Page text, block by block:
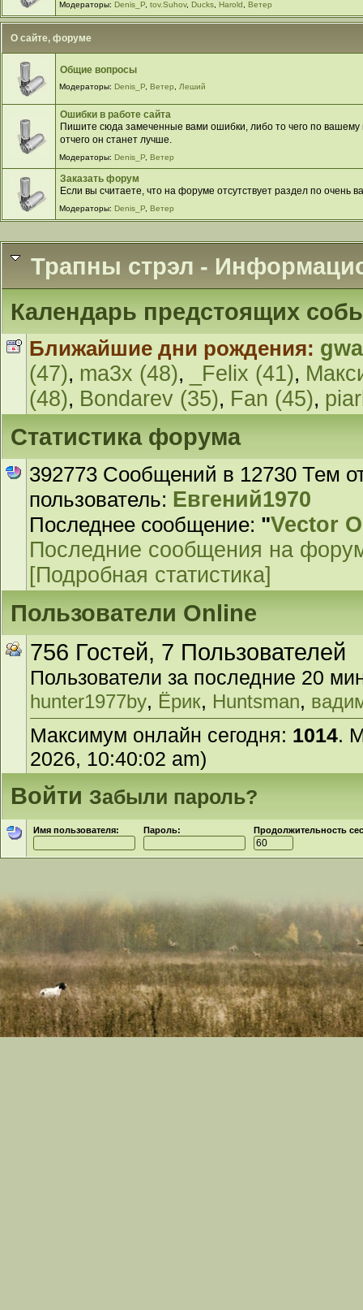
Модераторы: Denis_P, tov.Suhov, Ducks, Harold Ветер
О сайте, форуме
Общие вопросы
Модераторы: Denis_P, Ветер Леший
Ошибки в работе сайта
Пишите сюда замеченные вами ошибки, либо то чего по вашему
отчего он станет лучше.
Модераторы: Denis_P, Ветер
Заказать форум
Если вы считаете, что на форуме отсутствует раздел по очень
Модераторы: Denis_P, Ветер
Трапны стрэл -
Календарь предстоящих
Ближайшие дни рождения:
(47), ma3x (48), _Felix (41),
(48), Bondarev (35), Fan (45),
Статистика форума
392773 Сообщений в 12730 Тем
пользователь: Евгений1970
Последнее сообщение: "Vector
Последние сообщения на
[Подробная статистика]
Пользователи Online
756 Гостей, 7 Пользователей
Пользователи за последние 20
hunter1977by, Ёрик, Huntsman,
Максимум онлайн сегодня: 1014.
2026, 10:40:02 am)
Войти Забыли пароль?
Имя пользователя: Пароль: Продолжительность